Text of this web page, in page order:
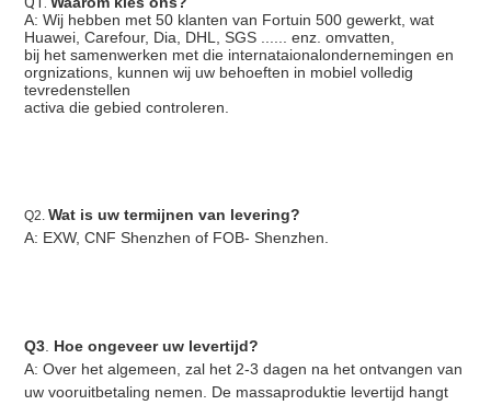
A: Wij hebben met 50 klanten van Fortuin 500 gewerkt, wat
Huawei, Carefour, Dia, DHL, SGS ...... enz. omvatten,
bij het samenwerken met die internataionalondernemingen en
orgnizations, kunnen wij uw behoeften in mobiel volledig
tevredenstellen
activa die gebied controleren.
Q2. Wat is uw termijnen van levering?
A: EXW, CNF Shenzhen of FOB- Shenzhen.
Q3. Hoe ongeveer uw levertijd?
A: Over het algemeen, zal het 2-3 dagen na het ontvangen van
uw vooruitbetaling nemen. De massaproduktie levertijd hangt